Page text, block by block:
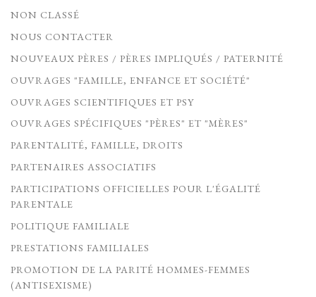
NON CLASSÉ
NOUS CONTACTER
NOUVEAUX PÈRES / PÈRES IMPLIQUÉS / PATERNITÉ
OUVRAGES "FAMILLE, ENFANCE ET SOCIÉTÉ"
OUVRAGES SCIENTIFIQUES ET PSY
OUVRAGES SPÉCIFIQUES "PÈRES" ET "MÈRES"
PARENTALITÉ, FAMILLE, DROITS
PARTENAIRES ASSOCIATIFS
PARTICIPATIONS OFFICIELLES POUR L'ÉGALITÉ
PARENTALE
POLITIQUE FAMILIALE
PRESTATIONS FAMILIALES
PROMOTION DE LA PARITÉ HOMMES-FEMMES
(ANTISEXISME)